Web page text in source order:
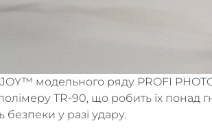
модельного ряду PROFI
TR-90, що робить їх понад
у разі удару.